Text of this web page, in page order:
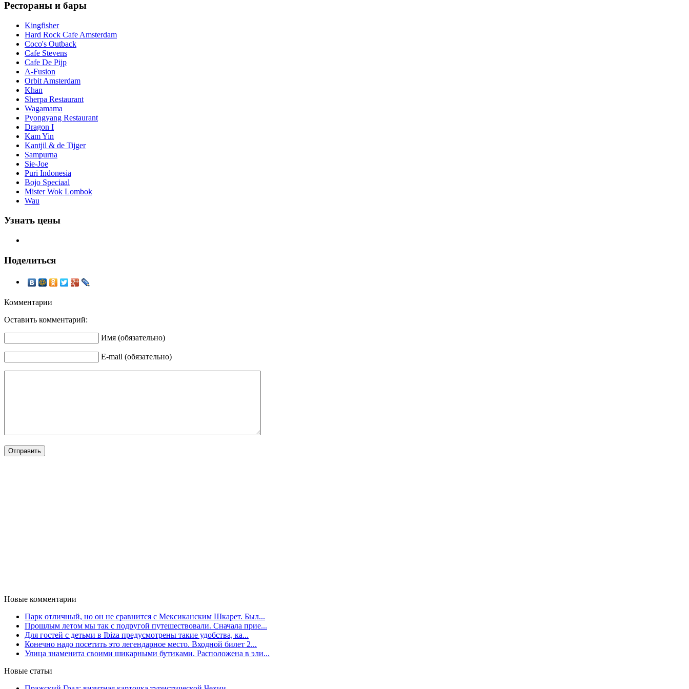
Рестораны и бары
Kingfisher
Hard Rock Cafe Amsterdam
Coco's Outback
Cafe Stevens
Cafe De Pijp
A-Fusion
Orbit Amsterdam
Khan
Sherpa Restaurant
Wagamama
Pyongyang Restaurant
Dragon I
Kam Yin
Kantjil & de Tijger
Sampurna
Sie-Joe
Puri Indonesia
Bojo Speciaal
Mister Wok Lombok
Wau
Узнать цены
Поделиться
Комментарии
Оставить комментарий:
Имя (обязательно)
E-mail (обязательно)
Новые комментарии
Парк отличный, но он не сравнится с Мексиканским Шкарет. Был...
Прошлым летом мы так с подругой путешествовали. Сначала прие...
Для гостей с детьми в Ibiza предусмотрены такие удобства, ка...
Конечно надо посетить это легендарное место. Входной билет 2...
Улица знаменита своими шикарными бутиками. Расположена в эли...
Новые статьи